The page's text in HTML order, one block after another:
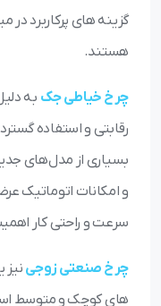
گزینه‌ های پرکاربرد در
هستند.
چرخ خیاطی جک به
رقابتی و استفاده
بسیاری از مدل‌های
و امکانات اتوماتیک
سرعت و راحتی کار
چرخ صنعتی زوجینیز
های کوچک و متوسط